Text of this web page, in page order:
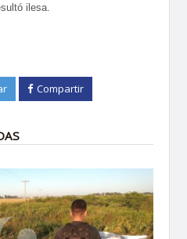
ilesa.
Compartir